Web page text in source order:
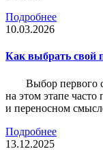
Подробнее
10.03.2026
Как выбрать свой
Выбор первого
на этом этапе
и переносном
Подробнее
13.12.2025